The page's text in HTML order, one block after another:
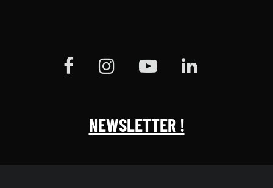
NEWSLETTER !